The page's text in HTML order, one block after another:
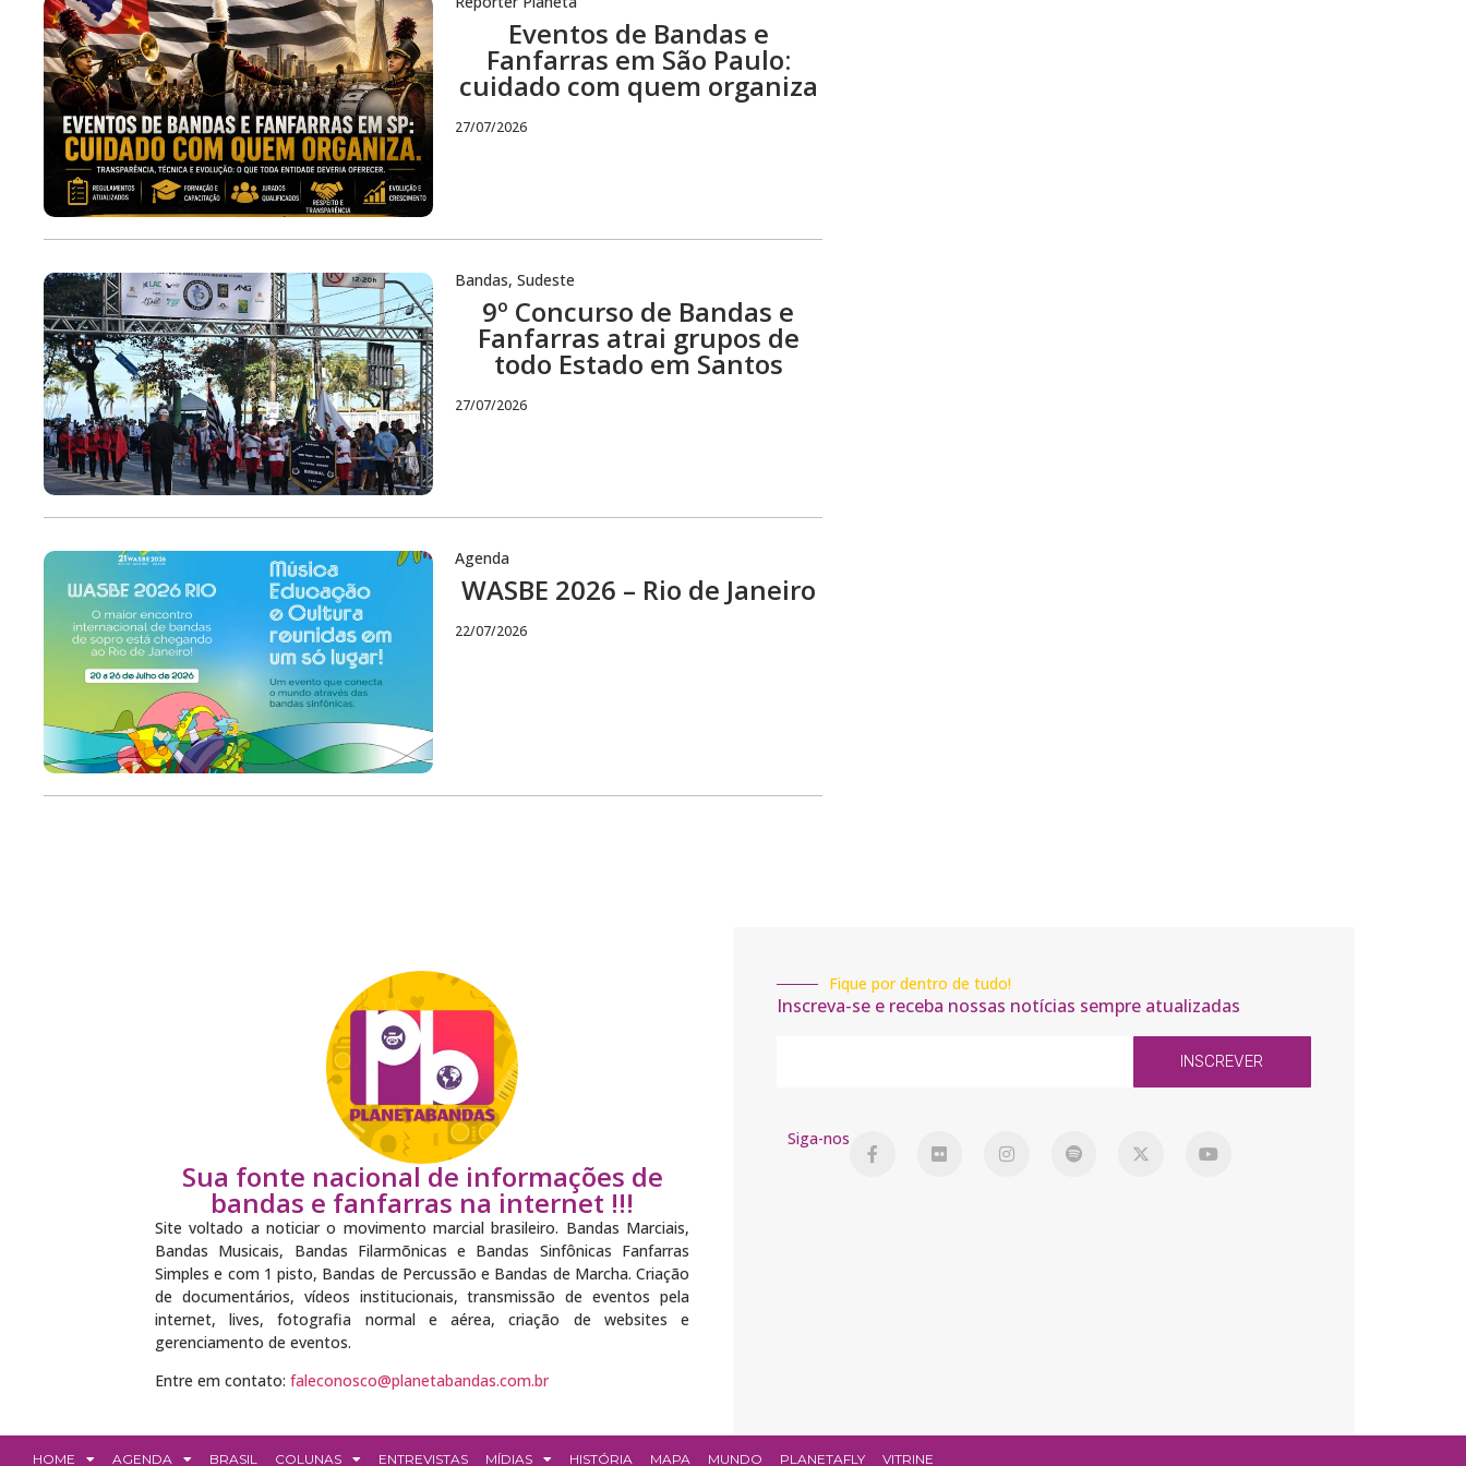
Eventos de Bandas e
Fanfarras em São Paulo:
cuidado com quem organiza
27/07/2026
Bandas, Sudeste
9º Concurso de Bandas e
Fanfarras atrai grupos de
todo Estado em Santos
27/07/2026
Agenda
WASBE 2026 – Rio de Janeiro
22/07/2026
Sua fonte nacional de informações de
bandas e fanfarras na internet !!!
Site voltado a noticiar o movimento marcial brasileiro. Bandas Marciais,
Bandas Musicais, Bandas Filarmõnicas e Bandas Sinfônicas Fanfarras
Simples e com 1 pisto, Bandas de Percussão e Bandas de Marcha. Criação
de documentários, vídeos institucionais, transmissão de eventos pela
internet, lives, fotografia normal e aérea, criação de websites e
gerenciamento de eventos.
Entre em contato: faleconosco@planetabandas.com.br
Fique por dentro de tudo!
Inscreva-se e receba nossas notícias sempre atualizadas
INSCREVER
Siga-nos
HOME AGENDA BRASIL COLUNAS ENTREVISTAS MÍDIAS HISTÓRIA MAPA MUNDO PLANETAFLY VITRINE